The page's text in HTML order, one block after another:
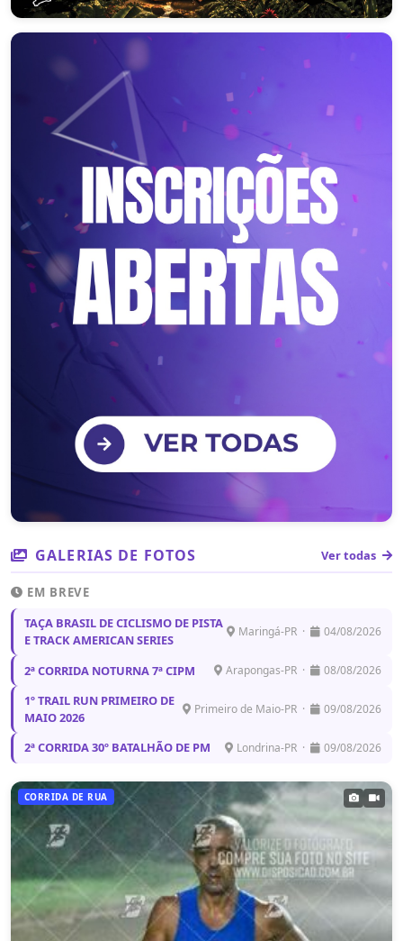
ROTA DO GORILA 2026
Ver todas as inscrições
GALERIAS DE FOTOS Ver todas
EM BREVE
TAÇA BRASIL DE CICLISMO DE PISTA
E TRACK AMERICAN SERIES
Maringá-PR · 04/08/2026
2ª CORRIDA NOTURNA 7ª CIPM Arapongas-PR · 08/08/2026
1º TRAIL RUN PRIMEIRO DE
MAIO 2026
Primeiro de Maio-PR · 09/08/2026
2ª CORRIDA 30º BATALHÃO DE PM Londrina-PR · 09/08/2026
CORRIDA DE RUA